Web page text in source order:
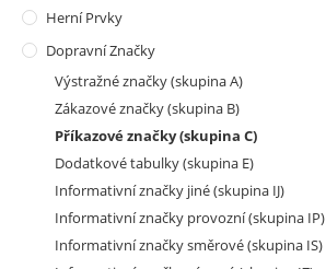
Herní Prvky
Dopravní Značky
Výstražné značky (skupina A)
Zákazové značky (skupina B)
Příkazové značky (skupina C)
Dodatkové tabulky (skupina E)
Informativní značky jiné (skupina IJ)
Informativní značky provozní (skupina IP)
Informativní značky směrové (skupina IS)